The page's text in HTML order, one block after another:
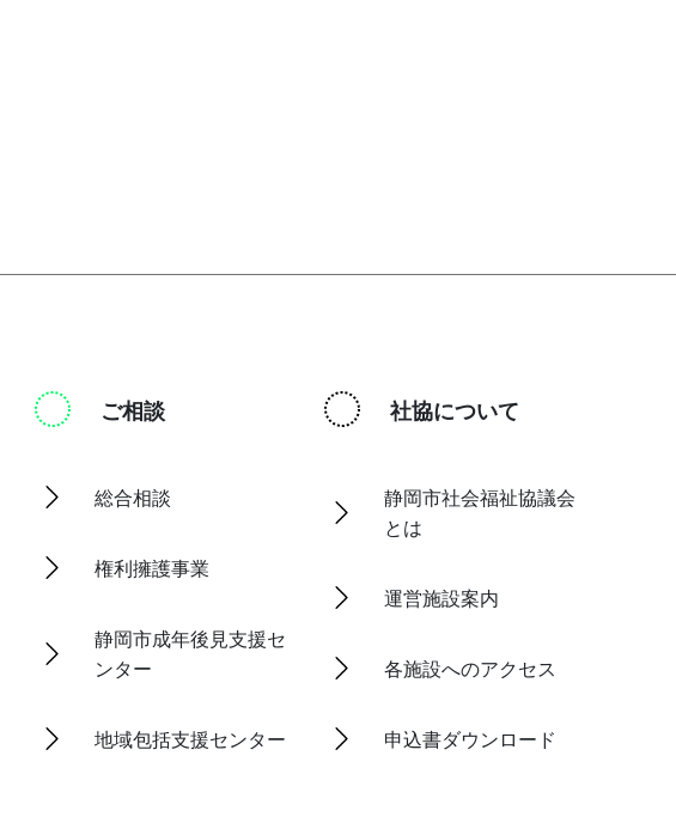
ご相談
総合相談
権利擁護事業
静岡市成年後見支援セ
ンター
地域包括支援センター
社協について
静岡市社会福祉協議会
とは
運営施設案内
各施設へのアクセス
申込書ダウンロード